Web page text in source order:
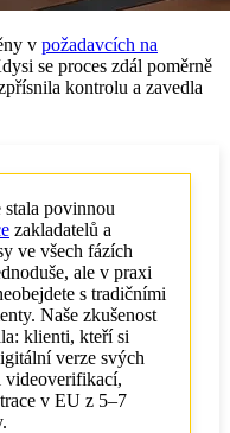
v požadavcích na
se proces zdál poměrně
kontrolu a zavedla
povinnou
zakladatelů a
ve všech fázích
ale v praxi
s tradičními
Naše zkušenost
klienti, kteří si
verze svých
videoverifikací,
v EU z 5–7